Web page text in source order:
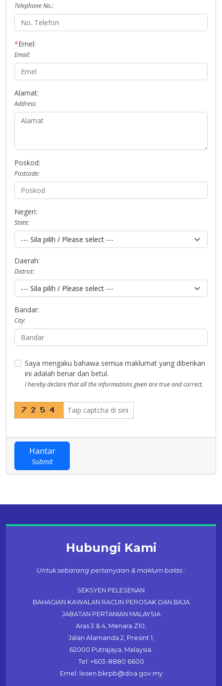
Telephone No.:
*Emel:
Email:
Alamat:
Address:
Poskod:
Postcode:
Negeri:
State:
Daerah:
District:
Bandar:
City:
Saya mengaku bahawa semua maklumat yang diberikan
ini adalah benar dan betul.
I hereby declare that all the informations given are true and correct.
Hantar
Submit
Hubungi Kami
Untuk sebarang pertanyaan & maklum balas :
SEKSYEN PELESENAN
BAHAGIAN KAWALAN RACUN PEROSAK DAN BAJA
JABATAN PERTANIAN MALAYSIA
Aras 3 & 4, Menara Z10,
Jalan Alamanda 2, Presint 1,
62000 Putrajaya, Malaysia.
Tel: +603-8880 6600
Emel: lesen.bkrpb@doa.gov.my